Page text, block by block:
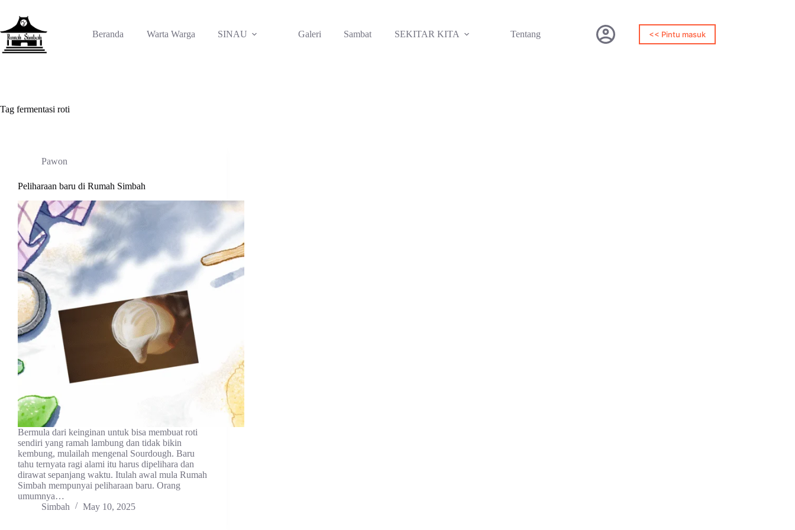
content
Beranda
Warta Warga SINAU Galeri Sambat SEKITAR KITA Tentang << Pintu masuk
Tag fermentasi roti
Pawon
Peliharaan baru di Rumah Simbah
Bermula dari keinginan untuk bisa membuat roti
sendiri yang ramah lambung dan tidak bikin
kembung, mulailah mengenal Sourdough. Baru
tahu ternyata ragi alami itu harus dipelihara dan
dirawat sepanjang waktu. Itulah awal mula Rumah
Simbah mempunyai peliharaan baru. Orang
umumnya…
Simbah
May 10, 2025